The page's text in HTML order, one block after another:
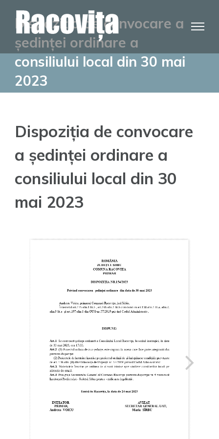
content
Dispoziția de convocare a
ședinței ordinare a
consiliului local din 30 mai
2023
Dispoziția de convocare
a ședinței ordinare a
consiliului local din 30
mai 2023